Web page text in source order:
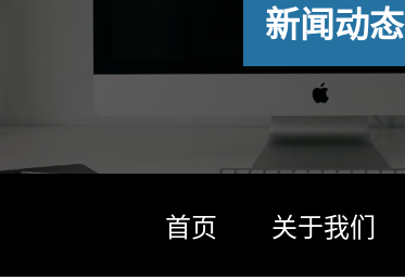
新闻动态
首页 关于我们